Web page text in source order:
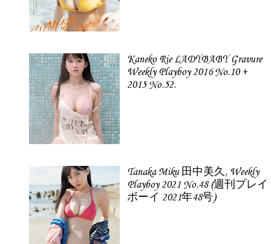
Kaneko Rie LADYBABY Gravure
Weekly Playboy 2016 No.10 +
2015 No.52.
Tanaka Miku 田中美久, Weekly
Playboy 2021 No.48 (週刊プレイ
ボーイ 2021年48号)